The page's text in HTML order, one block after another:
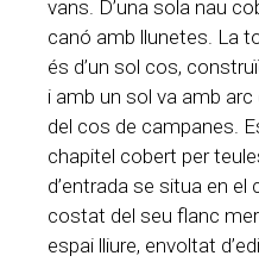
vans. D’una sola nau
canó amb llunetes. La
és d’un sol cos,
i amb un sol va amb
del cos de campanes.
chapitel cobert per
d’entrada se situa en el
costat del seu flanc
espai lliure, envoltat